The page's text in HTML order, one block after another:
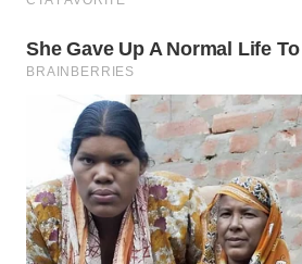
WN
WN
DANAU
TOBA
WN